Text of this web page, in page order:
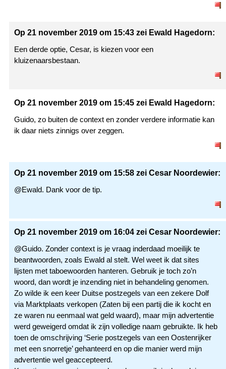
Op 21 november 2019 om 15:43 zei Ewald Hagedorn:
Een derde optie, Cesar, is kiezen voor een
kluizenaarsbestaan.
Op 21 november 2019 om 15:45 zei Ewald Hagedorn:
Guido, zo buiten de context en zonder verdere informatie kan
ik daar niets zinnigs over zeggen.
Op 21 november 2019 om 15:58 zei Cesar Noordewier:
@Ewald. Dank voor de tip.
Op 21 november 2019 om 16:04 zei Cesar Noordewier:
@Guido. Zonder context is je vraag inderdaad moeilijk te
beantwoorden, zoals Ewald al stelt. Wel weet ik dat sites
lijsten met taboewoorden hanteren. Gebruik je toch zo’n
woord, dan wordt je inzending niet in behandeling genomen.
Zo wilde ik een keer Duitse postzegels van een zekere Dolf
via Marktplaats verkopen (Zaten bij een partij die ik kocht en
ze waren nu eenmaal wat geld waard), maar mijn advertentie
werd geweigerd omdat ik zijn volledige naam gebruikte. Ik heb
toen de omschrijving ‘Serie postzegels van een Oostenrijker
met een snorretje’ gehanteerd en op die manier werd mijn
advertentie wel geaccepteerd.